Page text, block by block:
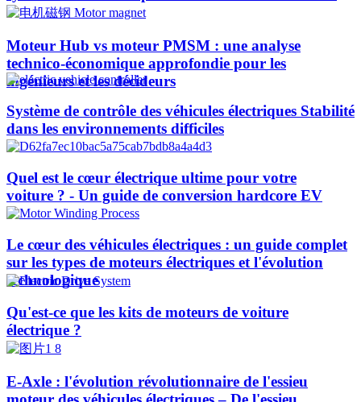
Moteur Hub vs moteur PMSM : une analyse
technico-économique approfondie pour les
ingénieurs et les décideurs
Système de contrôle des véhicules électriques Stabilité
dans les environnements difficiles
Quel est le cœur électrique ultime pour votre
voiture ? - Un guide de conversion hardcore EV
Le cœur des véhicules électriques : un guide complet
sur les types de moteurs électriques et l'évolution
technologique
Qu'est-ce que les kits de moteurs de voiture
électrique ?
E-Axle : l'évolution révolutionnaire de l'essieu